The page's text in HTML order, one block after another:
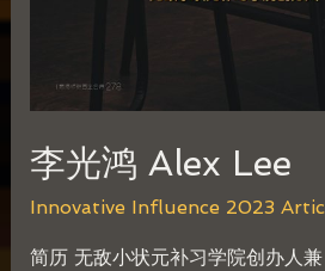
李光鸿 Alex Lee
Innovative Influence 2023
简历 无敌小状元补习学院创办人